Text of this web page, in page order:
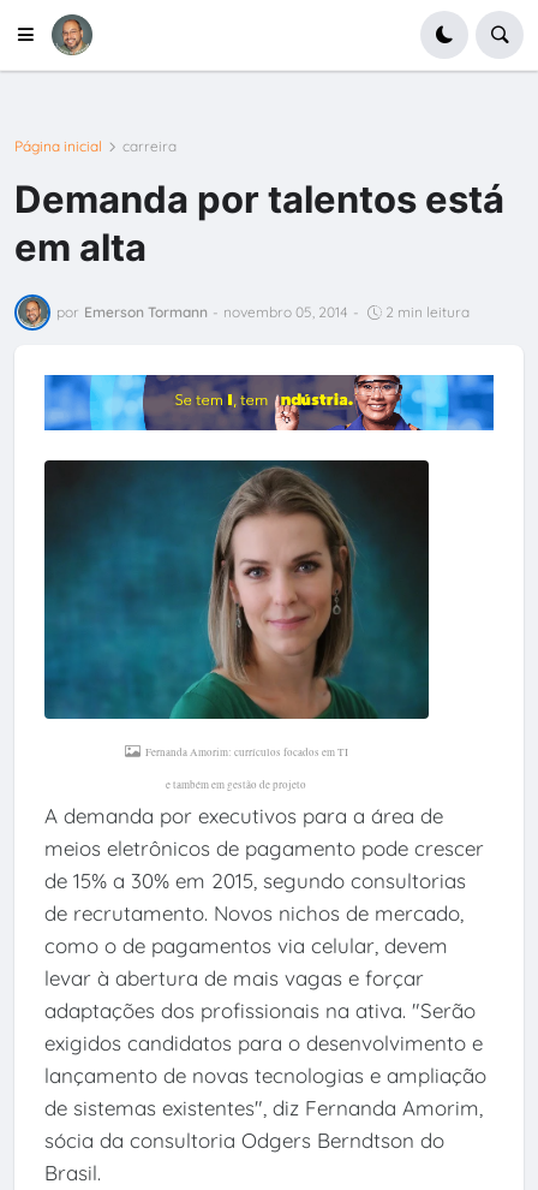
Página inicial carreira
Demanda por talentos está
em alta
por Emerson Tormann - novembro 05, 2014 - 2 min leitura
Fernanda Amorim: currículos focados em TI
e também em gestão de projeto
A demanda por executivos para a área de
meios eletrônicos de pagamento pode crescer
de 15% a 30% em 2015, segundo consultorias
de recrutamento. Novos nichos de mercado,
como o de pagamentos via celular, devem
levar à abertura de mais vagas e forçar
adaptações dos profissionais na ativa. "Serão
exigidos candidatos para o desenvolvimento e
lançamento de novas tecnologias e ampliação
de sistemas existentes", diz Fernanda Amorim,
sócia da consultoria Odgers Berndtson do
Brasil.